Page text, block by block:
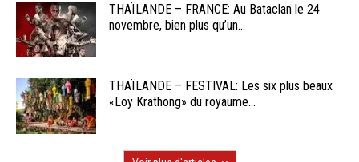
THAÏLANDE – FRANCE: Au Bataclan le 24
novembre, bien plus qu’un...
THAÏLANDE – FESTIVAL: Les six plus beaux
«Loy Krathong» du royaume...